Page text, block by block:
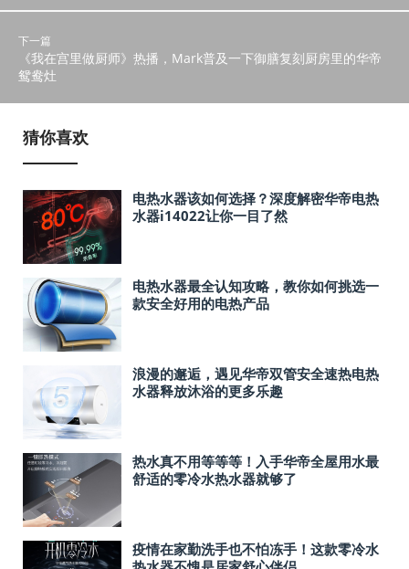
下一篇
《我在宫里做厨师》热播，Mark普及一下御膳复刻厨房里的华帝
鸳鸯灶
猜你喜欢
电热水器该如何选择？深度解密华帝电热
水器i14022让你一目了然
电热水器最全认知攻略，教你如何挑选一
款安全好用的电热产品
浪漫的邂逅，遇见华帝双管安全速热电热
水器释放沐浴的更多乐趣
热水真不用等等等！入手华帝全屋用水最
舒适的零冷水热水器就够了
疫情在家勤洗手也不怕冻手！这款零冷水